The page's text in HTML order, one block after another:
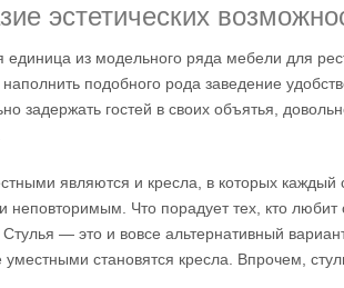
эстетических
единица из модельного ряда мебели для
подобного рода заведение
задержать гостей в своих объятья,
являются и кресла, в которых каждый
неповторимым. Что порадует тех, кто любит
— это и вовсе альтернативный
уместными становятся кресла. Впрочем,